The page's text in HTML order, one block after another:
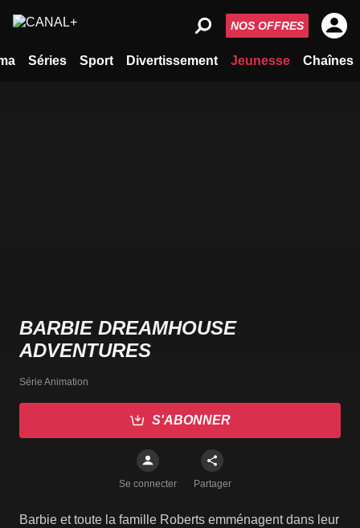
Séries Sport Divertissement Jeunesse Chaînes
NOS OFFRES
BARBIE DREAMHOUSE
ADVENTURES
Série Animation
S'ABONNER
Se connecter Partager
Barbie et toute la famille Roberts emménagent dans leur